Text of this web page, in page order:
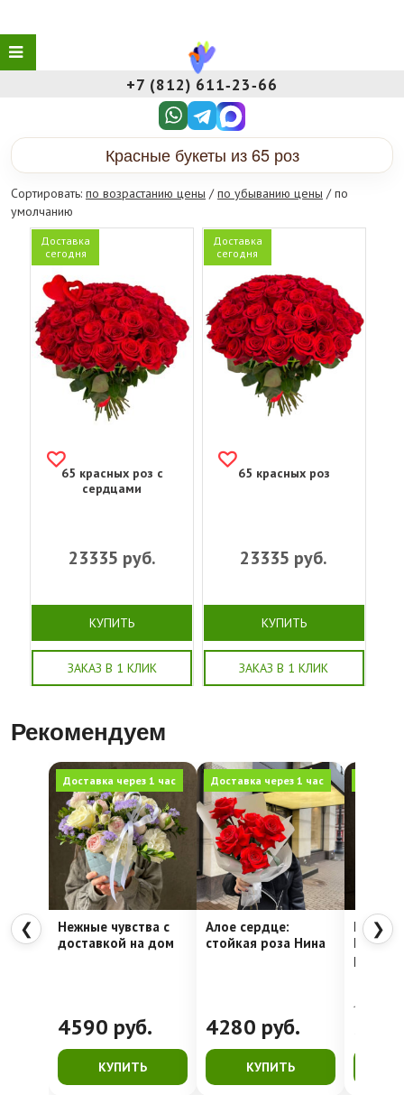
+7 (812) 611‑23‑66
Красные букеты из 65 роз
Сортировать: по возрастанию цены /по убыванию цены / по
умолчанию
Доставка
сегодня
65 красных роз с
сердцами
23335 руб.
КУПИТЬ
ЗАКАЗ В 1 КЛИК
Доставка
сегодня
65 красных роз
23335 руб.
КУПИТЬ
ЗАКАЗ В 1 КЛИК
Рекомендуем
❮
Доставка через 1 час
Нежные чувства с
доставкой на дом
4590 руб.
КУПИТЬ
Доставка через 1 час
Алое сердце:
стойкая роза Нина
4280 руб.
КУПИТЬ
Недели
4762
❯